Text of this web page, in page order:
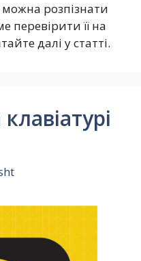
розпізнати
перевірити її на
далі у статті.